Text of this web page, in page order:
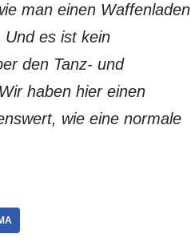
man einen Waffenladen
es ist kein
den Tanz- und
haben hier einen
wie eine normale